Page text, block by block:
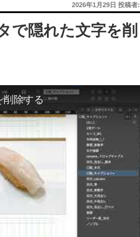
投
稿
2026年1月29日 投稿者:
で隠れた文字を削
削除する